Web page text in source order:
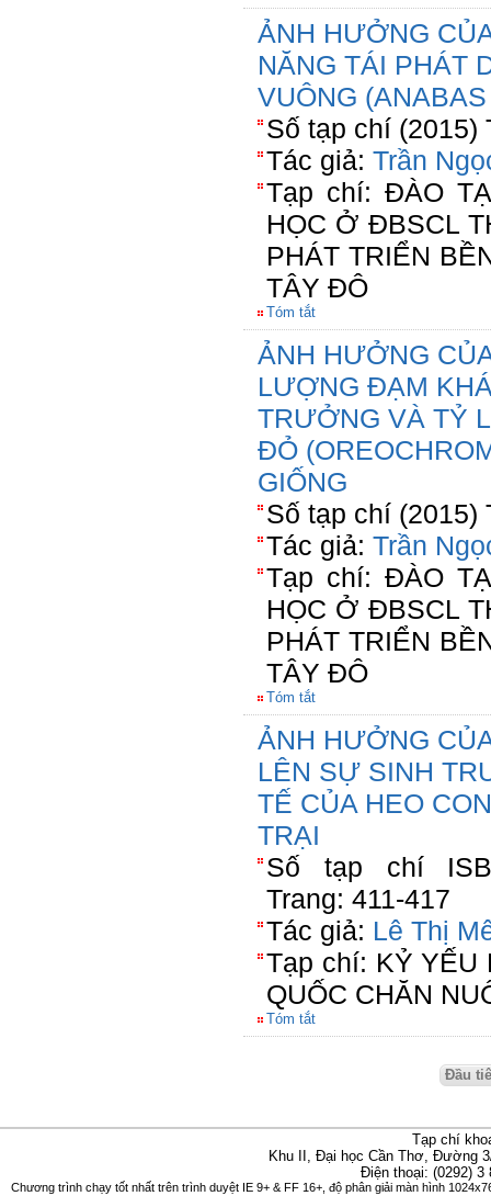
ẢNH HƯỞNG
NĂNG TÁI PHÁT
VUÔNG (ANABAS
Số tạp chí (2015)
Tác giả: Trần
Tạp chí: ĐÀO
HỌC Ở ĐBSCL
PHÁT TRIỂN
TÂY ĐÔ
Tóm tắt
ẢNH HƯỞNG
LƯỢNG ĐẠM
TRƯỞNG VÀ TỶ
ĐỎ
GIỐNG
Số tạp chí (2015)
Tác giả: Trần
Tạp chí: ĐÀO
HỌC Ở ĐBSCL
PHÁT TRIỂN
TÂY ĐÔ
Tóm tắt
ẢNH HƯỞNG
LÊN SỰ SINH
TẾ CỦA HEO
TRẠI
Số tạp chí
Trang: 411-417
Tác giả: Lê Thị
Tạp chí: KỶ YẾU
QUỐC CHĂN
Tóm tắt
Đầu
Tạp chí
Khu II, Đại học Cần Thơ, Đường
Điện thoại: (0292)
Chương trình chạy tốt nhất trên trình duyệt IE 9+ & FF 16+, độ phân giải màn hình